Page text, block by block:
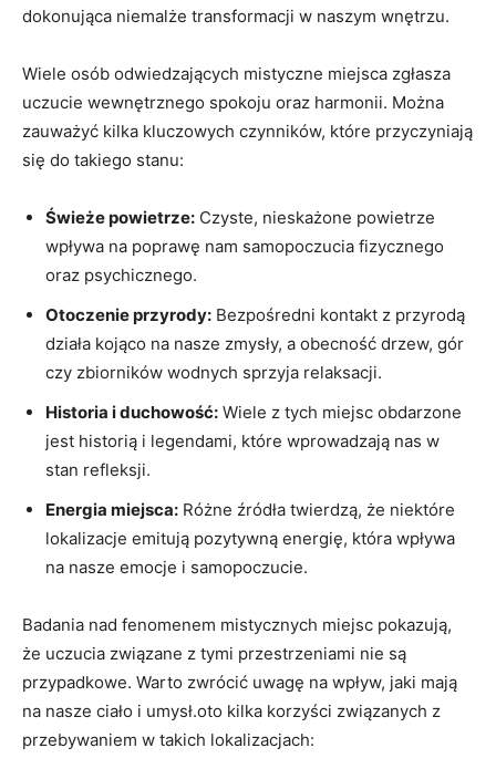
dokonująca​ niemalże transformacji w naszym wnętrzu.
Wiele osób odwiedzających mistyczne miejsca zgłasza
uczucie wewnętrznego spokoju oraz harmonii. Można
zauważyć kilka kluczowych czynników, które przyczyniają
się do takiego stanu:
Świeże powietrze: Czyste, nieskażone powietrze
wpływa na poprawę nam samopoczucia fizycznego
oraz psychicznego.
Otoczenie przyrody: Bezpośredni kontakt ‌z przyrodą
działa kojąco na nasze zmysły, a ⁢obecność drzew, gór⁢
czy zbiorników wodnych sprzyja relaksacji.
Historia i duchowość: Wiele z tych miejsc obdarzone
⁢jest‍ historią i legendami, które ⁣wprowadzają nas w⁢
stan refleksji.
Energia miejsca: Różne źródła twierdzą, że niektóre
lokalizacje emitują pozytywną energię, która wpływa
na nasze emocje i samopoczucie.
Badania nad​ fenomenem mistycznych miejsc ⁤pokazują,
że uczucia związane z tymi przestrzeniami nie są
przypadkowe. Warto zwrócić ⁢uwagę na wpływ, ‌jaki mają
na nasze ciało⁢ i umysł.oto‍ kilka korzyści związanych z
przebywaniem w takich lokalizacjach: